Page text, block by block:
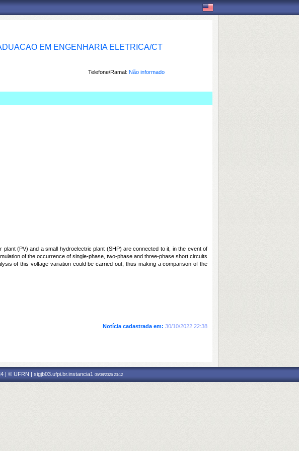
EM ENGENHARIA ELETRICA/CT
Telefone/Ramal: Não informado
(PV) and a small hydroelectric plant (SHP) are connected to it, in the event of
of the occurrence of single-phase, two-phase and three-phase short circuits
of this voltage variation could be carried out, thus making a comparison of the
Notícia cadastrada em: 30/10/2022 22:38
| © UFRN | sigjb03.ufpi.br.instancia1 05/08/2026 23:12